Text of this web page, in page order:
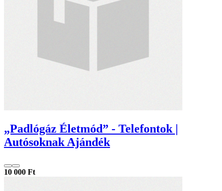
„Padlógáz Életmód” - Telefontok |
Autósoknak Ajándék
10 000 Ft